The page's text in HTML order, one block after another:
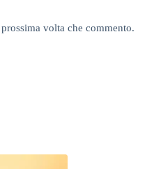
volta che commento.